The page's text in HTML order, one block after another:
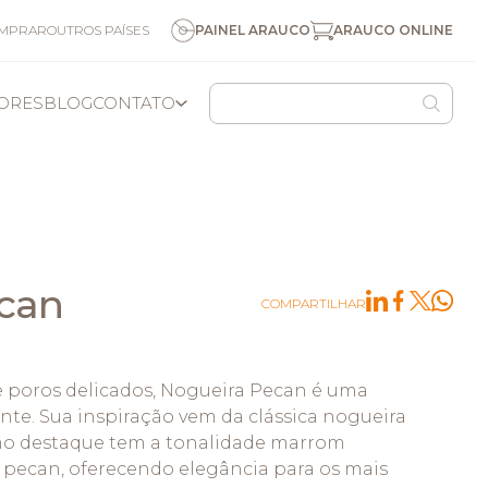
OUTROS PAÍSES PAINEL ARAUCO ARAUCO ONLINE
ARAUCO QUÍMICA
BLOGCONTATO
COMPARTILHAR
delicados, Nogueira Pecan é uma
Sua inspiração vem da clássica nogueira
destaque tem a tonalidade marrom
oferecendo elegância para os mais